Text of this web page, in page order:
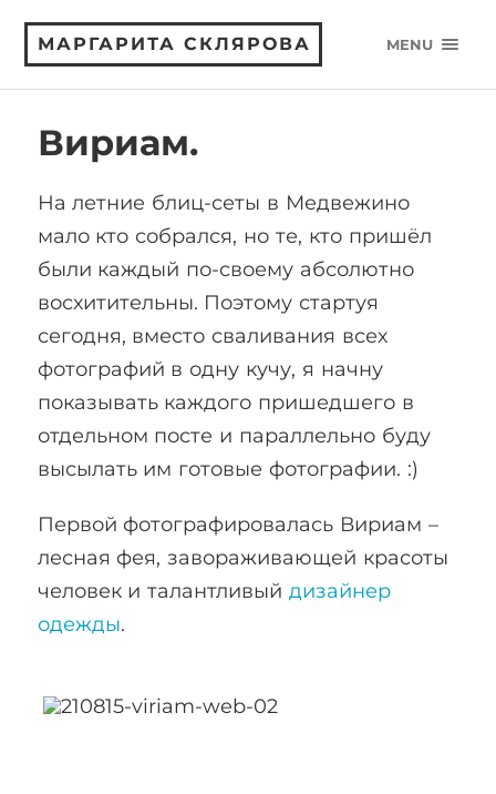
МАРГАРИТА СКЛЯРОВА MENU
Вириам.
На летние блиц-сеты в Медвежино
мало кто собрался, но те, кто пришёл
были каждый по-своему абсолютно
восхитительны. Поэтому стартуя
сегодня, вместо сваливания всех
фотографий в одну кучу, я начну
показывать каждого пришедшего в
отдельном посте и параллельно буду
высылать им готовые фотографии. :)
Первой фотографировалась Вириам –
лесная фея, завораживающей красоты
человек и талантливыйдизайнер
одежды.